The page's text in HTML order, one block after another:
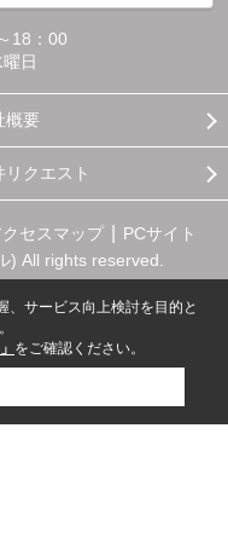
18：00
日
概要
リクエスト
クセスマップ
PCサイト
) All rights reserved.
、サービス向上検討を目的と
をご確認ください。